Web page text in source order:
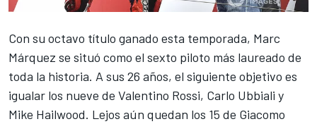
Con su octavo título ganado esta temporada, Marc
Márquez se situó como el sexto piloto más laureado de
toda la historia. A sus 26 años, el siguiente objetivo es
igualar los nueve de Valentino Rossi, Carlo Ubbiali y
Mike Hailwood. Lejos aún quedan los 15 de Giacomo